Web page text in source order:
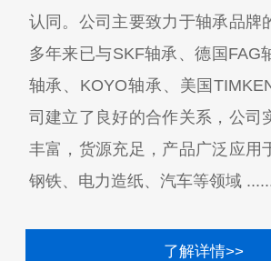
认同。公司主要致力于轴承品牌
多年来已与SKF轴承、德国FAG
轴承、KOYO轴承、美国
司建立了良好的合作关系，公司
丰富，货源充足，产品广泛应用
钢铁、电力造纸、汽车等领域
了解详情>>